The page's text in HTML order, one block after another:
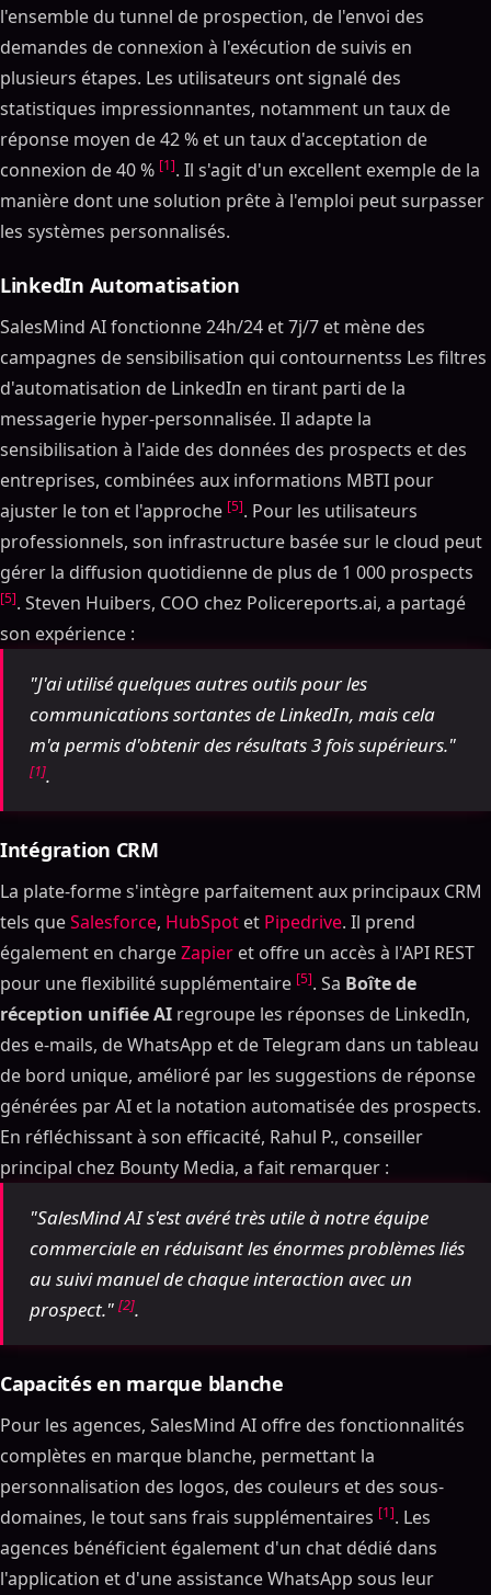
l'ensemble du tunnel de prospection, de l'envoi des
demandes de connexion à l'exécution de suivis en
plusieurs étapes. Les utilisateurs ont signalé des
statistiques impressionnantes, notamment un taux de
réponse moyen de 42 % et un taux d'acceptation de
connexion de 40 % [1]. Il s'agit d'un excellent exemple de la
manière dont une solution prête à l'emploi peut surpasser
les systèmes personnalisés.
LinkedIn Automatisation
SalesMind AI fonctionne 24h/24 et 7j/7 et mène des
campagnes de sensibilisation qui contournentss Les filtres
d'automatisation de LinkedIn en tirant parti de la
messagerie hyper-personnalisée. Il adapte la
sensibilisation à l'aide des données des prospects et des
entreprises, combinées aux informations MBTI pour
ajuster le ton et l'approche [5]. Pour les utilisateurs
professionnels, son infrastructure basée sur le cloud peut
gérer la diffusion quotidienne de plus de 1 000 prospects
[5]. Steven Huibers, COO chez Policereports.ai, a partagé
son expérience :
"J'ai utilisé quelques autres outils pour les
communications sortantes de LinkedIn, mais cela
m'a permis d'obtenir des résultats 3 fois supérieurs."
[1].
Intégration CRM
La plate-forme s'intègre parfaitement aux principaux CRM
tels queSalesforce, HubSpot et Pipedrive. Il prend
également en chargeZapier et offre un accès à l'API REST
pour une flexibilité supplémentaire [5]. Sa Boîte de
réception unifiée AI regroupe les réponses de LinkedIn,
des e-mails, de WhatsApp et de Telegram dans un tableau
de bord unique, amélioré par les suggestions de réponse
générées par AI et la notation automatisée des prospects.
En réfléchissant à son efficacité, Rahul P., conseiller
principal chez Bounty Media, a fait remarquer :
"SalesMind AI s'est avéré très utile à notre équipe
commerciale en réduisant les énormes problèmes liés
au suivi manuel de chaque interaction avec un
prospect." [2].
Capacités en marque blanche
Pour les agences, SalesMind AI offre des fonctionnalités
complètes en marque blanche, permettant la
personnalisation des logos, des couleurs et des sous-
domaines, le tout sans frais supplémentaires [1]. Les
agences bénéficient également d'un chat dédié dans
l'application et d'une assistance WhatsApp sous leur